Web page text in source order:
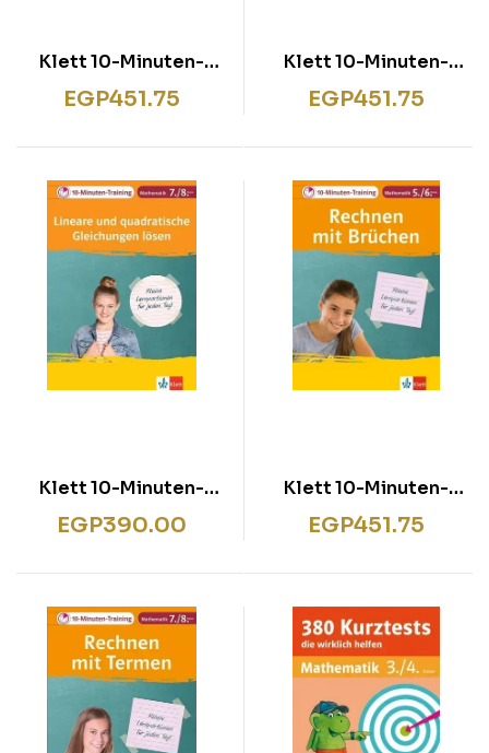
Klett 10-Minuten-
Training Englisch
EGP451.75
Klett 10-Minuten-
Training Mathematik
EGP451.75
Klett 10-Minuten-
Training Mathematik
7./8. Klasse
EGP390.00
Klett 10-Minuten-
Training Mathematik
EGP451.75